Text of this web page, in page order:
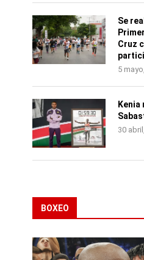
Se
Cruz
5
Kenia
30
BOXEO